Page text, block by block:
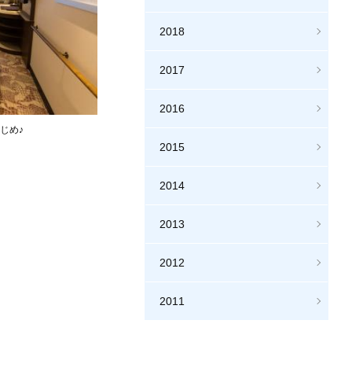
め♪
2018
2017
2016
2015
2014
2013
2012
2011